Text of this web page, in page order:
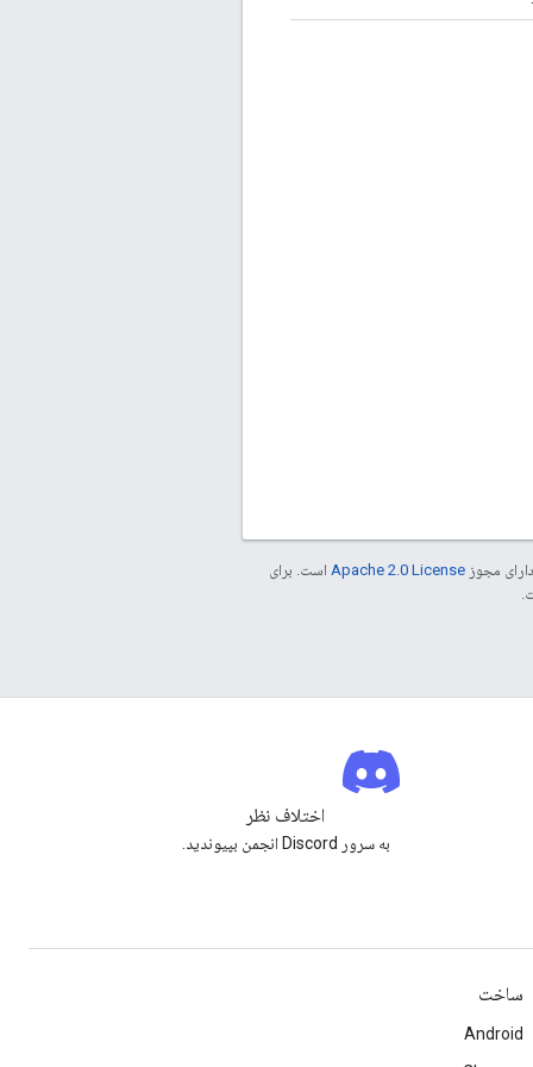
مجوز Apache 2.0 License است. برای
اختلاف نظر
به سرور Discord انجمن بپیوندید.
ساخت
Android